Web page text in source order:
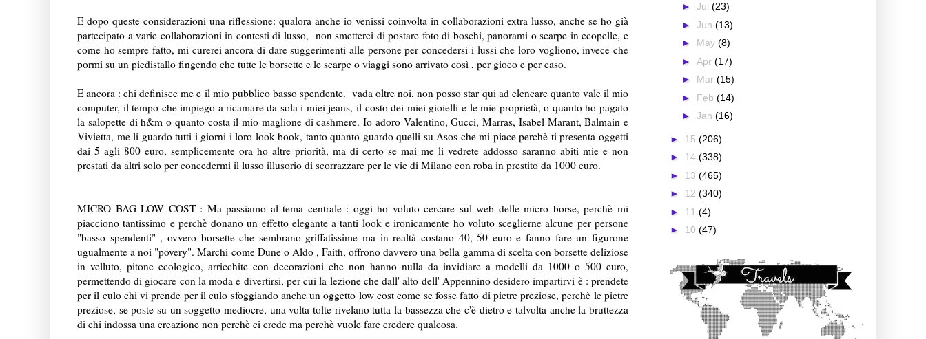
E dopo queste considerazioni una riflessione: qualora anche io venissi coinvolta in collaborazioni extra lusso, anche se ho già
partecipato a varie collaborazioni in contesti di lusso, non smetterei di postare foto di boschi, panorami o scarpe in ecopelle, e
come ho sempre fatto, mi curerei ancora di dare suggerimenti alle persone per concedersi i lussi che loro vogliono, invece che
pormi su un piedistallo fingendo che tutte le borsette e le scarpe o viaggi sono arrivato così , per gioco e per caso.
E ancora : chi definisce me e il mio pubblico basso spendente. vada oltre noi, non posso star qui ad elencare quanto vale il mio
computer, il tempo che impiego a ricamare da sola i miei jeans, il costo dei miei gioielli e le mie proprietà, o quanto ho pagato
la salopette di h&m o quanto costa il mio maglione di cashmere. Io adoro Valentino, Gucci, Marras, Isabel Marant, Balmain e
Vivietta, me li guardo tutti i giorni i loro look book, tanto quanto guardo quelli su Asos che mi piace perchè ti presenta oggetti
dai 5 agli 800 euro, semplicemente ora ho altre priorità, ma di certo se mai me li vedrete addosso saranno abiti mie e non
prestati da altri solo per concedermi il lusso illusorio di scorrazzare per le vie di Milano con roba in prestito da 1000 euro.
MICRO BAG LOW COST : Ma passiamo al tema centrale : oggi ho voluto cercare sul web delle micro borse, perchè mi
piacciono tantissimo e perchè donano un effetto elegante a tanti look e ironicamente ho voluto sceglierne alcune per persone
"basso spendenti" , ovvero borsette che sembrano griffatissime ma in realtà costano 40, 50 euro e fanno fare un figurone
ugualmente a noi "povery". Marchi come Dune o Aldo , Faith, offrono davvero una bella gamma di scelta con borsette deliziose
in velluto, pitone ecologico, arricchite con decorazioni che non hanno nulla da invidiare a modelli da 1000 o 500 euro,
permettendo di giocare con la moda e divertirsi, per cui la lezione che dall' alto dell' Appennino desidero impartirvi è : prendete
per il culo chi vi prende per il culo sfoggiando anche un oggetto low cost come se fosse fatto di pietre preziose, perchè le pietre
preziose, se poste su un soggetto mediocre, una volta tolte rivelano tutta la bassezza che c'è dietro e talvolta anche la bruttezza
di chi indossa una creazione non perchè ci crede ma perchè vuole fare credere qualcosa.
► Jul (23)
► Jun (13)
► May (8)
► Apr (17)
► Mar (15)
► Feb (14)
► Jan (16)
► 15 (206)
► 14 (338)
► 13 (465)
► 12 (340)
► 11 (4)
► 10 (47)